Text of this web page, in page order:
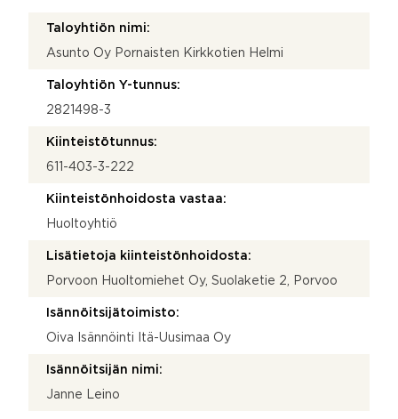
Taloyhtiön nimi:
Asunto Oy Pornaisten Kirkkotien Helmi
Taloyhtiön Y-tunnus:
2821498-3
Kiinteistötunnus:
611-403-3-222
Kiinteistönhoidosta vastaa:
Huoltoyhtiö
Lisätietoja kiinteistönhoidosta:
Porvoon Huoltomiehet Oy, Suolaketie 2, Porvoo
Isännöitsijätoimisto:
Oiva Isännöinti Itä-Uusimaa Oy
Isännöitsijän nimi:
Janne Leino